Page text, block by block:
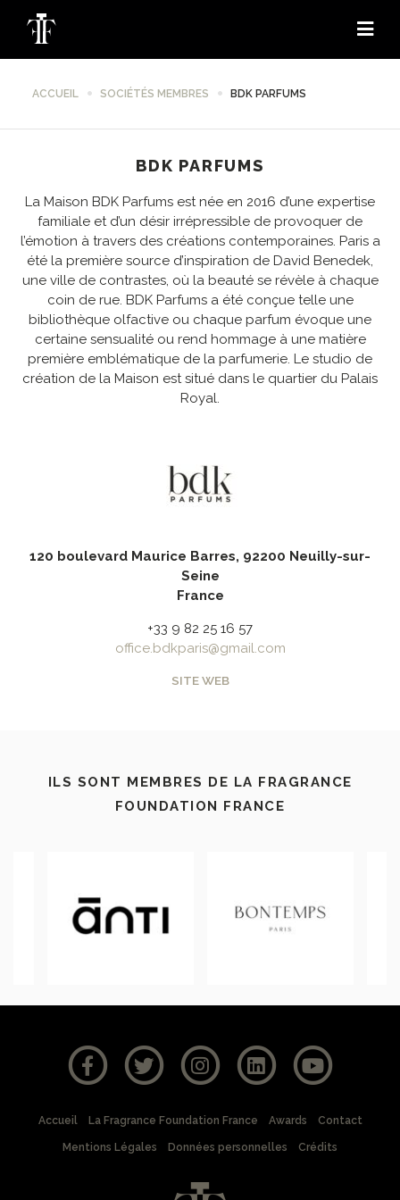
ACCUEIL SOCIÉTÉS MEMBRES BDK PARFUMS
BDK PARFUMS
La Maison BDK Parfums est née en 2016 d’une expertise
familiale et d’un désir irrépressible de provoquer de
l’émotion à travers des créations contemporaines. Paris a
été la première source d’inspiration de David Benedek,
une ville de contrastes, où la beauté se révèle à chaque
coin de rue. BDK Parfums a été conçue telle une
bibliothèque olfactive ou chaque parfum évoque une
certaine sensualité ou rend hommage à une matière
première emblématique de la parfumerie. Le studio de
création de la Maison est situé dans le quartier du Palais
Royal.
120 boulevard Maurice Barres, 92200 Neuilly-sur-
Seine
France
+33 9 82 25 16 57
office.bdkparis@gmail.com
SITE WEB
ILS SONT MEMBRES DE LA FRAGRANCE
FOUNDATION FRANCE
Accueil La Fragrance Foundation France Awards Contact
Mentions Légales Données personnelles Crédits